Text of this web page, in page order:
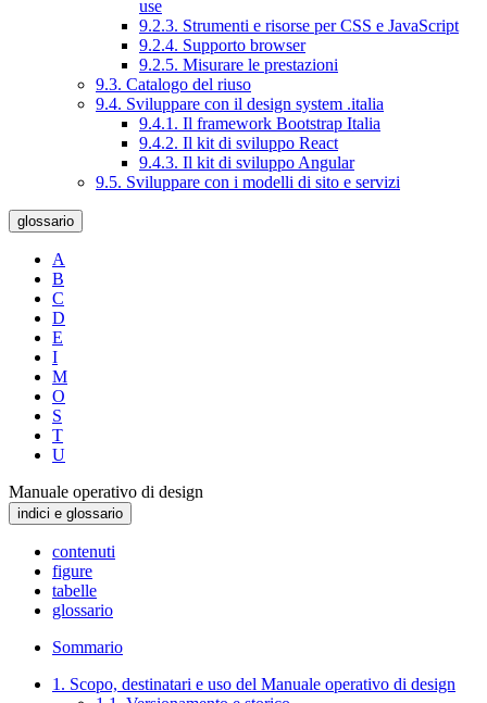
use
9.2.3. Strumenti e risorse per CSS e JavaScript
9.2.4. Supporto browser
9.2.5. Misurare le prestazioni
9.3. Catalogo del riuso
9.4. Sviluppare con il design system .italia
9.4.1. Il framework Bootstrap Italia
9.4.2. Il kit di sviluppo React
9.4.3. Il kit di sviluppo Angular
9.5. Sviluppare con i modelli di sito e servizi
glossario
A
B
C
D
E
I
M
O
S
T
U
Manuale operativo di design
indici e glossario
contenuti
figure
tabelle
glossario
Sommario
1. Scopo, destinatari e uso del Manuale operativo di design